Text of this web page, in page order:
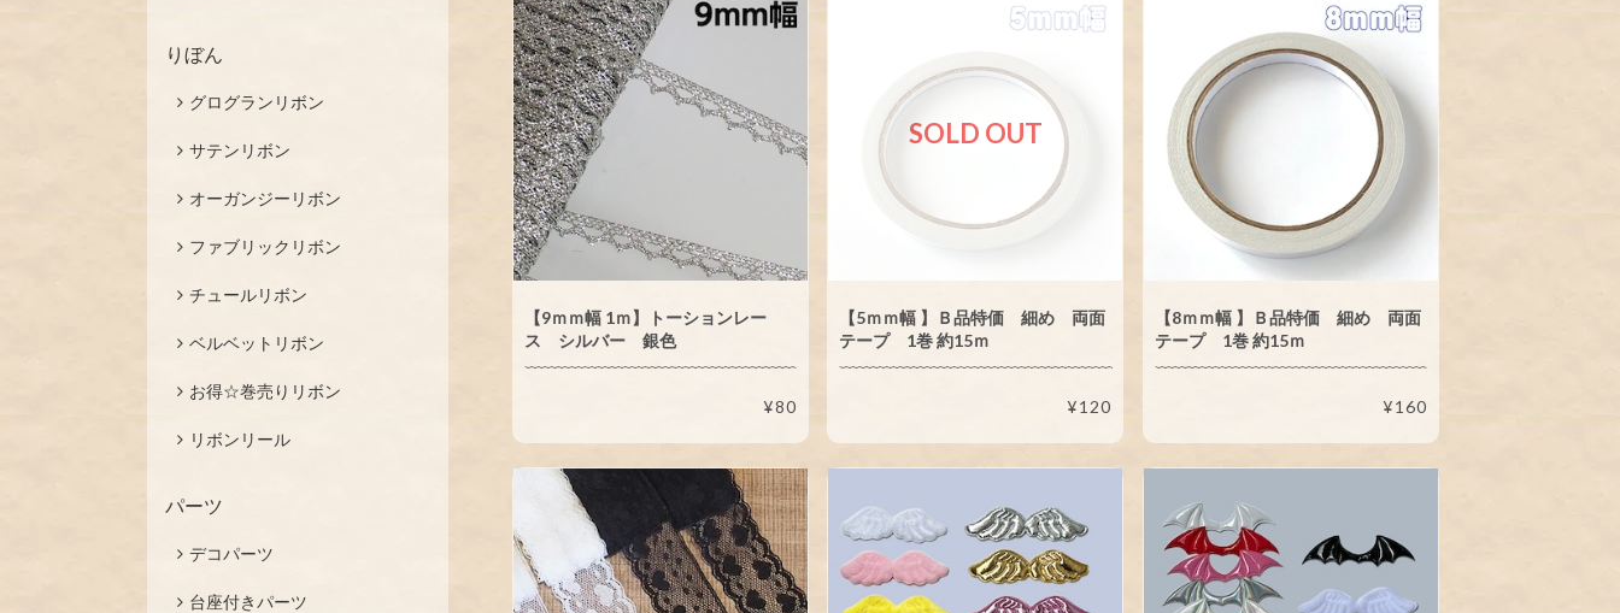
りぼん
グログランリボン
サテンリボン
オーガンジーリボン
ファブリックリボン
チュールリボン
ベルベットリボン
お得☆巻売りリボン
リボンリール
パーツ
デコパーツ
台座付きパーツ
【9ｍｍ幅 1ｍ】トーションレー
ス シルバー 銀色
¥80
SOLD OUT
【5ｍｍ幅 】Ｂ品特価 細め 両面
テープ 1巻 約15ｍ
¥120
【8ｍｍ幅 】Ｂ品特価 細め 両面
テープ 1巻 約15ｍ
¥160